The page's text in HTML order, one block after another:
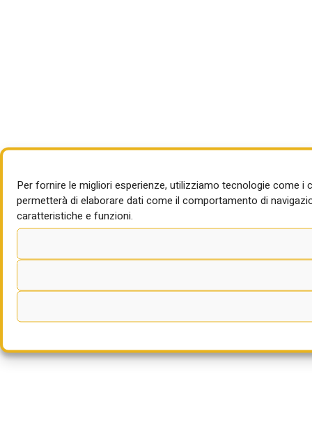
Per fornire le migliori esperienze, utilizziamo tecnologie come
permetterà di elaborare dati come il comportamento di
caratteristiche e funzioni.